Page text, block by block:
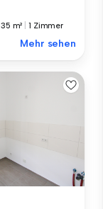
35 m² |1 Zimmer
Mehr sehen